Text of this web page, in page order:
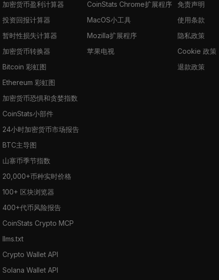
加密货币盈利计算器
投资回报计算器
暂时性损失计算器
加密货币转换器
Bitcoin 彩虹图
Ethereum 彩虹图
加密货币恐惧和贪婪指数
CoinStats小部件
24小时加密货币市场报告
BTC主导图
山寨币季节指数
20,000+币种实时价格
100+ 区块浏览器
400+代币风险报告
CoinStats Crypto MCP
llms.txt
Crypto Wallet API
Solana Wallet API
CoinStats Chrome扩展程序
MacOS小工具
Mozilla扩展程序
苹果电视
免责声明
使用条款
隐私政策
Cookie 政策
退款政策